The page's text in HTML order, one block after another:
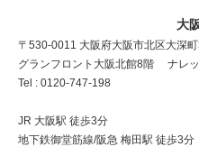
大
〒530-0011 大阪府大阪市北区大深町
グランフロント大阪北館8階 ナレ
Tel : 0120-747-198
JR 大阪駅 徒歩3分
地下鉄御堂筋線/阪急 梅田駅 徒歩3分